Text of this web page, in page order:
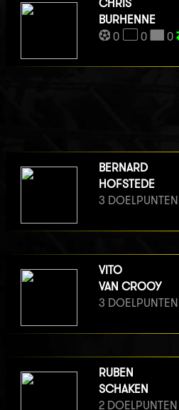
CHRIS
BURHENNE
0
0 0
BERNARD
HOFSTEDE
3 DOELPUNTEN
VITO
VAN CROOY
3 DOELPUNTEN
RUBEN
SCHAKEN
2 DOELPUNTEN